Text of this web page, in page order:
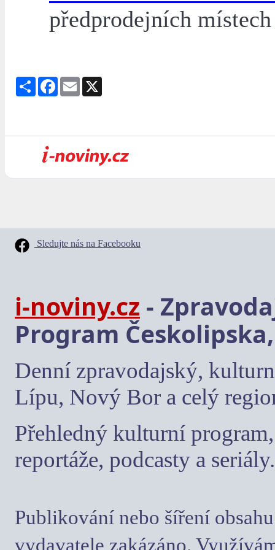
předprodejních
Share Facebook
Email
Sledujte nás na Facebooku
i-noviny.cz -
Program
Denní zpravodajský,
Lípu, Nový Bor a celý
Přehledný kulturní
reportáže, podcasty a seriály.
Publikování nebo šíření
vydavatele zakázáno.